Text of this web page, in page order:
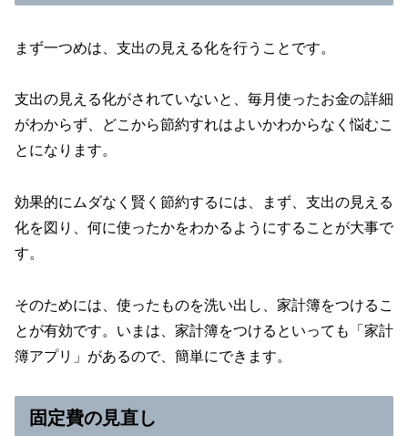
まず一つめは、支出の見える化を行うことです。
支出の見える化がされていないと、毎月使ったお金の詳細
がわからず、どこから節約すれはよいかわからなく悩むこ
とになります。
効果的にムダなく賢く節約するには、まず、支出の見える
化を図り、何に使ったかをわかるようにすることが大事で
す。
そのためには、使ったものを洗い出し、家計簿をつけるこ
とが有効です。いまは、家計簿をつけるといっても「家計
簿アプリ」があるので、簡単にできます。
固定費の見直し